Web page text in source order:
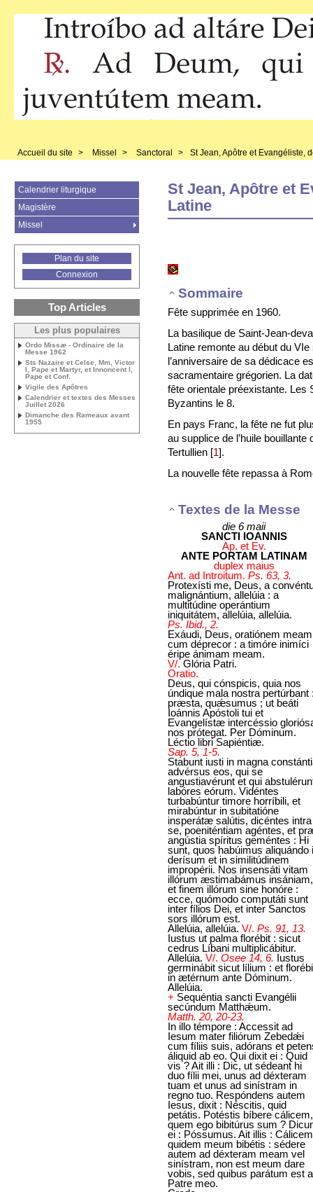
Accueil du site > Missel > Sanctoral > St Jean, Apôtre et Evangéliste,
St Jean, Apôtre et
Latine
Sommaire
Fête supprimée en 1960.
La basilique de Saint-Jean-
Latine remonte au début du VIe
l’anniversaire de sa dédicace
sacramentaire grégorien. La
fête orientale préexistante. Les
Byzantins le 8.
En pays Franc, la fête ne fut
au supplice de l’huile
Tertullien [1].
La nouvelle fête repassa à
Textes de la Messe
die 6 maii
SANCTI IOANNIS
Ap. et Ev.
ANTE PORTAM LATINAM
duplex maius
Ant. ad Introitum. Ps. 63, 3.
Protexísti me, Deus, a
malignántium, allelúia : a
multitúdine operántium
iniquitátem, allelúia, allelúia.
Ps. Ibid., 2.
Exáudi, Deus, oratiónem
cum déprecor : a timóre inimíci
éripe ánimam meam.
V/.Glória Patri.
Oratio.
Deus, qui cónspicis, quia nos
úndique mala nostra pertúrbant
præsta, quǽsumus ; ut beáti
Ioánnis Apóstoli tui et
Evangelístæ intercéssio
nos prótegat. Per Dóminum.
Léctio libri Sapiéntiæ.
Sap. 5, 1-5.
Stabunt iusti in magna
advérsus eos, qui se
angustiavérunt et qui
labóres eórum. Vidéntes
turbabúntur timore horríbili, et
mirabúntur in subitatióne
insperátæ salútis, dicéntes intra
se, poeniténtiam agéntes, et
angústia spíritus geméntes : Hi
sunt, quos habúimus aliquándo
derísum et in similitúdinem
impropérii. Nos insensáti vitam
illórum æstimabámus insániam,
et finem illórum sine honóre :
ecce, quómodo computáti sunt
inter fílios Dei, et inter Sanctos
sors illórum est.
Allelúia, allelúia. V/. Ps. 91, 13.
Iustus ut palma florébit : sicut
cedrus Líbani multiplicábitur.
Allelúia. V/. Osee 14, 6. Iustus
germinábit sicut lílium : et
in ætérnum ante Dóminum.
Allelúia.
+ Sequéntia sancti Evangélii
secúndum Matthǽum.
Matth. 20, 20-23.
In illo témpore : Accessit ad
Iesum mater filiórum Zebedǽi
cum fíliis suis, adórans et
áliquid ab eo. Qui dixit ei : Quid
vis ? Ait illi : Dic, ut sédeant hi
duo fílii mei, unus ad déxteram
tuam et unus ad sinístram in
regno tuo. Respóndens autem
Iesus, dixit : Néscitis, quid
petátis. Potéstis bíbere cálicem,
quem ego bibitúrus sum ?
ei : Póssumus. Ait illis : Cálicem
quidem meum bibétis : sédere
autem ad déxteram meam vel
sinístram, non est meum dare
vobis, sed quibus parátum est a
Patre meo.
Calendrier liturgique
Magistère
Missel
Plan du site
Connexion
Top Articles
Les plus populaires
Ordo Missæ - Ordinaire de la
Messe 1962
Sts Nazaire et Celse, Mm, Victor
I, Pape et Martyr, et Innoncent I,
Pape et Conf.
Vigile des Apôtres
Calendrier et textes des Messes
Juillet 2026
Dimanche des Rameaux avant
1955